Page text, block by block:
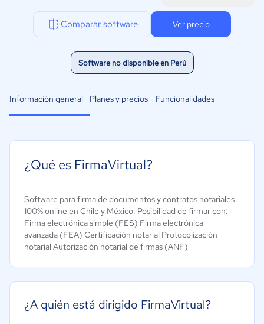
Comparar software Ver precio
Software no disponible en Perú
Información general Planes y precios Funcionalidades
¿Qué es FirmaVirtual?
Software para firma de documentos y contratos notariales
100% online en Chile y México. Posibilidad de firmar con:
Firma electrónica simple (FES) Firma electrónica
avanzada (FEA) Certificación notarial Protocolización
notarial Autorización notarial de firmas (ANF)
¿A quién está dirigido FirmaVirtual?